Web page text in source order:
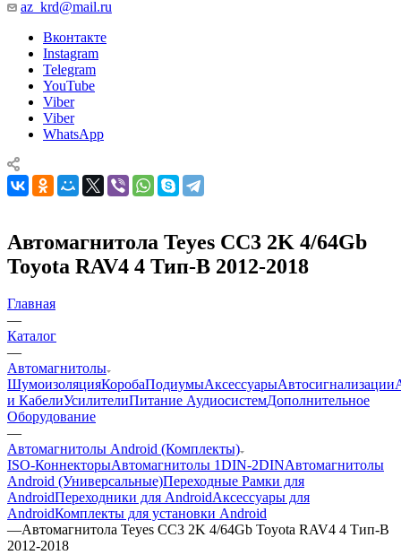
az_krd@mail.ru
Вконтакте
Instagram
Telegram
YouTube
Viber
Viber
WhatsApp
Автомагнитола Teyes CC3 2K 4/64Gb
Toyota RAV4 4 Тип-B 2012-2018
Главная
—
Каталог
—
Автомагнитолы
ШумоизоляцияКоробаПодиумыАксессуарыАвтосигнализации
и КабелиУсилителиПитание АудиосистемДополнительное
Оборудование
—
Автомагнитолы Android (Комплекты)
ISO-КоннекторыАвтомагнитолы 1DIN-2DINАвтомагнитолы
Android (Универсальные)Переходные Рамки для
AndroidПереходники для AndroidАксессуары для
AndroidКомплекты для установки Android
—Автомагнитола Teyes CC3 2K 4/64Gb Toyota RAV4 4 Тип-B
2012-2018